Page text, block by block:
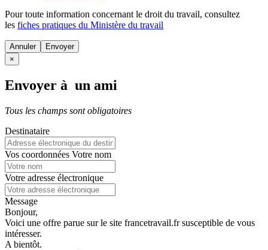
Pour toute information concernant le droit du travail, consultez
les fiches pratiques du Ministère du travail
Annuler
×
Envoyer à un ami
Tous les champs sont obligatoires
Destinataire
Vos coordonnées Votre nom
Votre adresse électronique
Message
Bonjour,
Voici une offre parue sur le site francetravail.fr susceptible de vous
intéresser.
A bientôt.